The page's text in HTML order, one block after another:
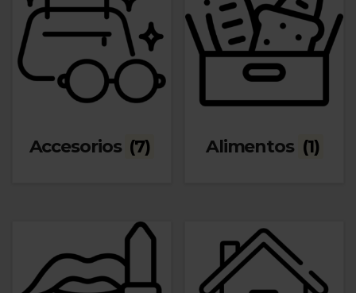
Accesorios (7) Alimentos (1)